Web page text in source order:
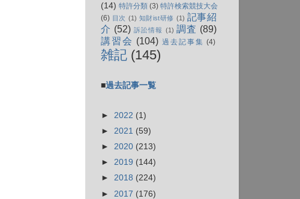
(14) 特許分類 (3) 特許検索競技大会
(6) 目次 (1) 知財ist研修 (1) 記事紹
介 (52) 訴訟情報 (1) 調査 (89)
講習会 (104) 過去記事集 (4)
雑記 (145)
■過去記事一覧
► 2022 (1)
► 2021 (59)
► 2020 (213)
► 2019 (144)
► 2018 (224)
► 2017 (176)